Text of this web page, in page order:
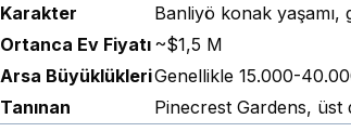
Karakter
Banliyö konak yaşamı,
Ortanca Ev Fiyatı ~$1,5 M
Arsa BüyüklükleriGenellikle 15.000-
Tanınan
Pinecrest Gardens,